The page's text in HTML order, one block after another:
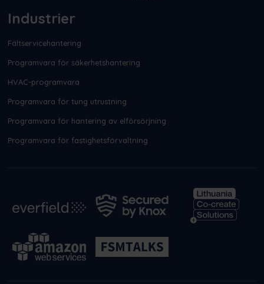
Industrier
Fältservicehantering
Programvara för säkerhetshantering
HVAC-programvara
Programvara för tung utrustning
Programvara för hantering av elförsörjning
Programvara för fastighetsförvaltning